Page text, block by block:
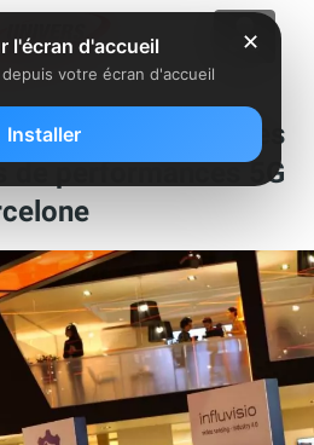
ses premières
de performances 5G
✕
l'écran d'accueil
votre écran d'accueil
Installer